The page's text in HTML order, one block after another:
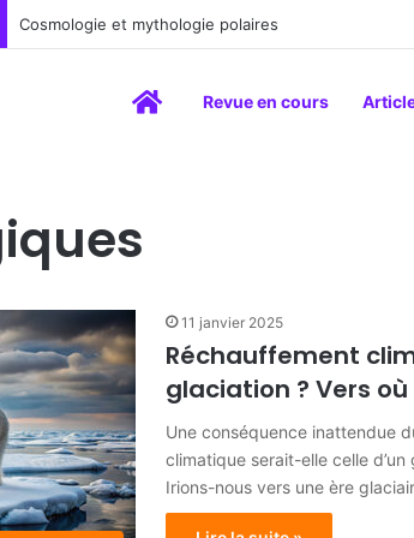
Cosmologie et mythologie polaires
AccueilRevue en cours
11 janvier 2025
Réchauffement
glaciation ? Vers
Une conséquence inattendue
climatique serait-elle celle
Irions-nous vers une ère